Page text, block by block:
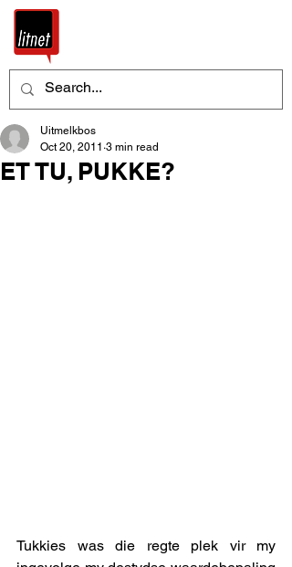
ET TU, PUKKE?
Uitmelkbos
Oct 20, 2011 3 min read
Tukkies was die regte plek vir my